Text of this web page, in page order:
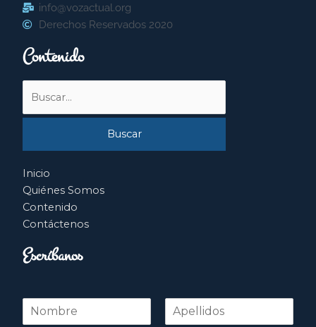
info@vozactual.org
Derechos Reservados 2020
Contenido
por:
Inicio
Quiénes Somos
Contenido
Contáctenos
Escríbanos
N